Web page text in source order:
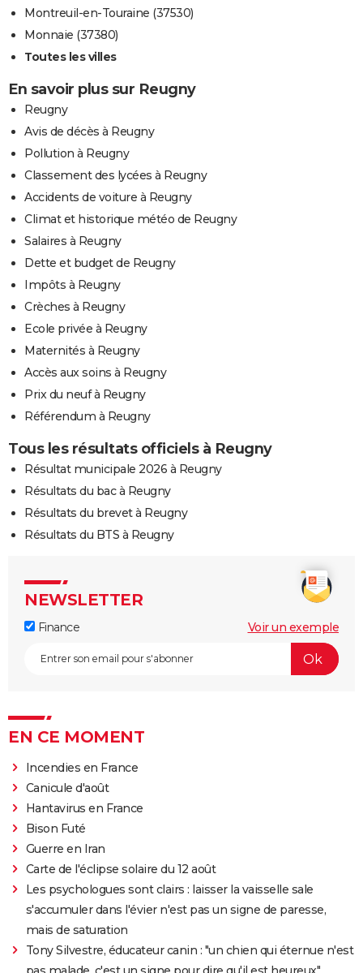
Montreuil-en-Touraine (37530)
Monnaie (37380)
Toutes les villes
En savoir plus sur Reugny
Reugny
Avis de décès à Reugny
Pollution à Reugny
Classement des lycées à Reugny
Accidents de voiture à Reugny
Climat et historique météo de Reugny
Salaires à Reugny
Dette et budget de Reugny
Impôts à Reugny
Crèches à Reugny
Ecole privée à Reugny
Maternités à Reugny
Accès aux soins à Reugny
Prix du neuf à Reugny
Référendum à Reugny
Tous les résultats officiels à Reugny
Résultat municipale 2026 à Reugny
Résultats du bac à Reugny
Résultats du brevet à Reugny
Résultats du BTS à Reugny
NEWSLETTER
Finance Voir un exemple
EN CE MOMENT
Incendies en France
Canicule d'août
Hantavirus en France
Bison Futé
Guerre en Iran
Carte de l'éclipse solaire du 12 août
Les psychologues sont clairs : laisser la vaisselle sale
s'accumuler dans l'évier n'est pas un signe de paresse,
mais de saturation
Tony Silvestre, éducateur canin : "un chien qui éternue n'est